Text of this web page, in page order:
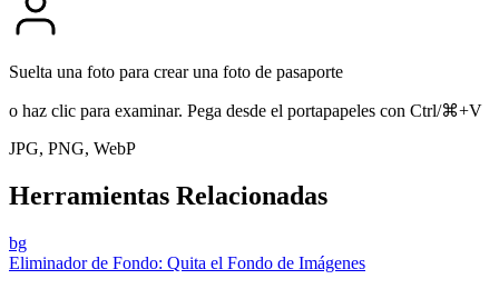
Suelta una foto para crear una foto de pasaporte
o haz clic para examinar. Pega desde el portapapeles con Ctrl/⌘+V
JPG, PNG, WebP
Herramientas Relacionadas
bg
Eliminador de Fondo: Quita el Fondo de Imágenes